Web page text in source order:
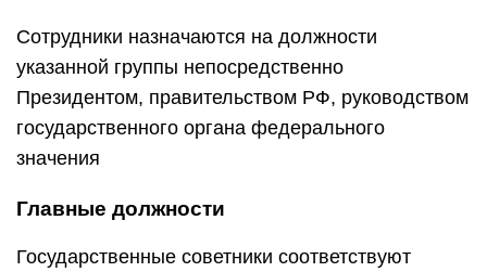
Сотрудники назначаются на должности
указанной группы непосредственно
Президентом, правительством РФ, руководством
государственного органа федерального
значения
Главные должности
Государственные советники соответствуют